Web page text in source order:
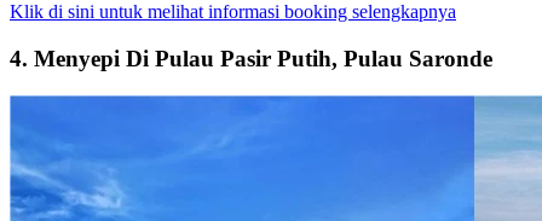
Klik di sini untuk melihat informasi booking selengkapnya
4. Menyepi Di Pulau Pasir Putih, Pulau Saronde